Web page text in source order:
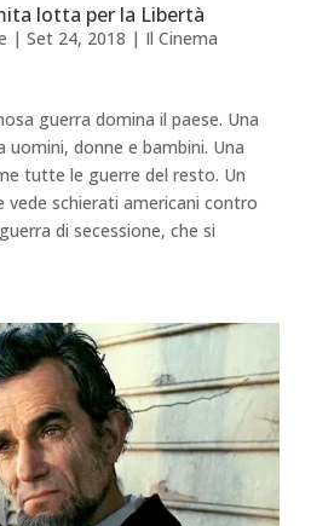
lotta per la Libertà
| Set 24, 2018 | Il Cinema
guerra domina il paese. Una
uomini, donne e bambini. Una
tutte le guerre del resto. Un
vede schierati americani contro
di secessione, che si